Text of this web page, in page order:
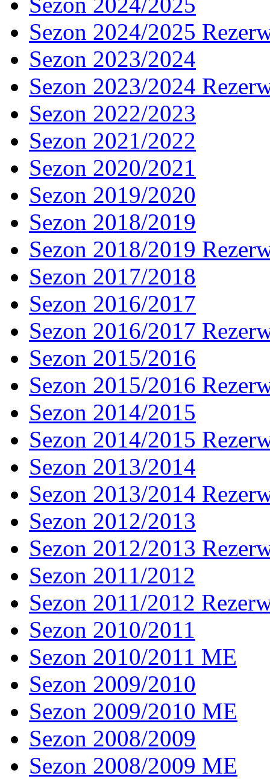
Sezon 2024/2025
Sezon 2023/2024
Sezon 2023/2024
Sezon 2022/2023
Sezon 2021/2022
Sezon 2020/2021
Sezon 2019/2020
Sezon 2018/2019
Sezon 2018/2019
Sezon 2017/2018
Sezon 2016/2017
Sezon 2016/2017
Sezon 2015/2016
Sezon 2015/2016
Sezon 2014/2015
Sezon 2014/2015
Sezon 2013/2014
Sezon 2013/2014
Sezon 2012/2013
Sezon 2012/2013
Sezon 2011/2012
Sezon 2011/2012
Sezon 2010/2011
Sezon 2010/2011 ME
Sezon 2009/2010
Sezon 2009/2010 ME
Sezon 2008/2009
Sezon 2008/2009 ME